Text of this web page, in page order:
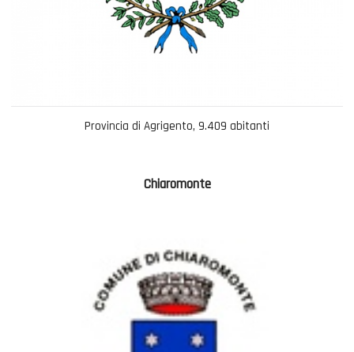
Provincia di Agrigento, 9.409 abitanti
Chiaromonte